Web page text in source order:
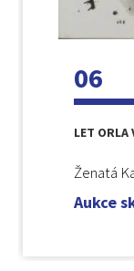
06
LET ORLA
Ženatá
Aukce